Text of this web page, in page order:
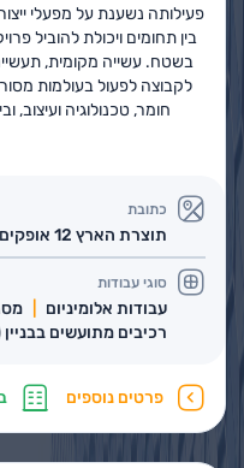
פעילותה נשענת על מפעלי
בין תחומים ויכולת להוביל
בשטח. עשייה מקומית,
לקבוצה לפעול בעולמות
חומר, טכנולוגיה ועיצוב,
כתובת
תוצרת הארץ 12 אופקים
סוגי עבודות
עבודות אלומיניום
רכיבים מתועשים
פרטים נוספים